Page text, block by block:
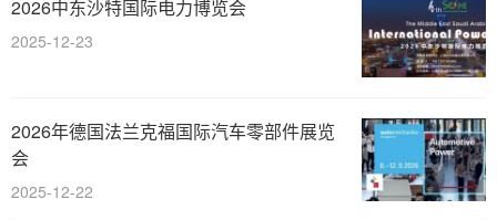
2026中东沙特国际电力博览会
2025-12-23
2026年德国法兰克福国际汽车零部件展览
会
2025-12-22